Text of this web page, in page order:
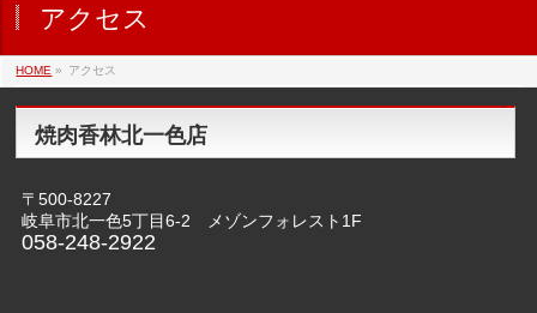
アクセス
HOME » アクセス
焼肉香林北一色店
〒500-8227
岐阜市北一色5丁目6-2 メゾンフォレスト1F
058-248-2922